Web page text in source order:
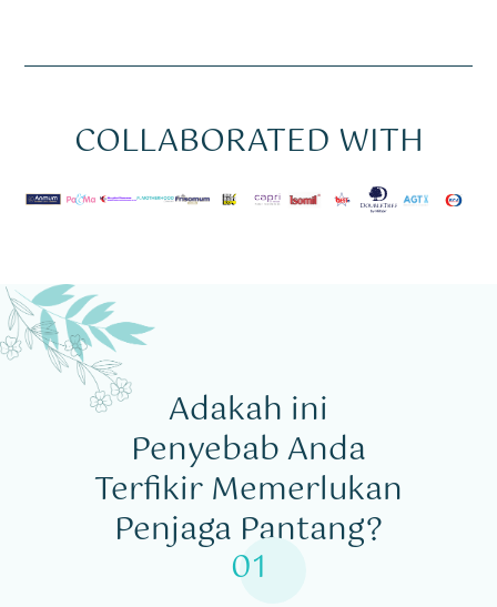
COLLABORATED WITH
Adakah ini
Penyebab Anda
TerfikirMemerlukan
Penjaga Pantang?
01